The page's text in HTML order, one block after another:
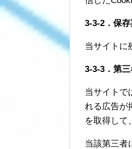
3-3-2．保
当サイトに
3-3-3．第
当サイトで
れる広告が
を取得して
当該第三者